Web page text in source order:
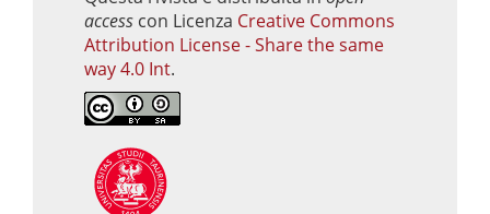
access con Licenza Creative Commons
Attribution License - Share the same
way 4.0 Int.